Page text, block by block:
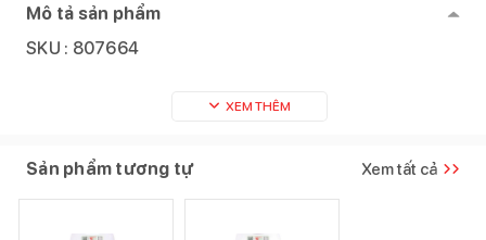
Mô tả sản phẩm
SKU : 807664
XEM THÊM
Sản phẩm tương tự Xem tất cả